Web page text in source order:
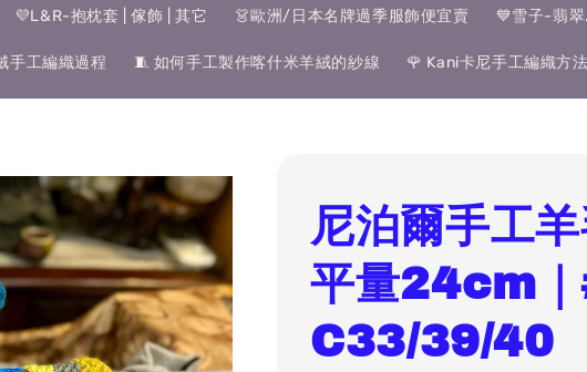
💜L&R-抱枕套 | 傢飾 | 其它 👗歐洲/日本名牌過季服飾便宜賣 💙雪子-翡
手工編織過程 🧵 如何手工製作喀什米羊絨的紗線 🌹 Kani卡尼手工編織方法
尼泊爾手工羊
平量24cm
C33/39/40